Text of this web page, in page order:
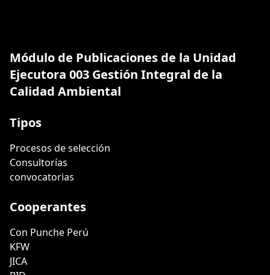
Módulo de Publicaciones de la Unidad
Ejecutora 003 Gestión Integral de la
Calidad Ambiental
Tipos
Procesos de selección
Consultorías
convocatorias
Cooperantes
Con Punche Perú
KFW
JICA